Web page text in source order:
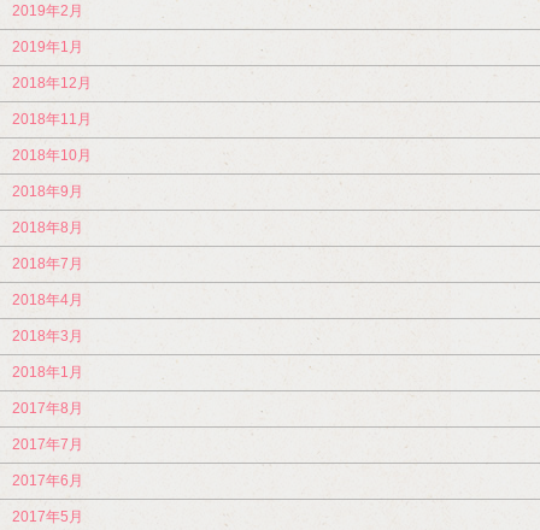
2019年2月
2019年1月
2018年12月
2018年11月
2018年10月
2018年9月
2018年8月
2018年7月
2018年4月
2018年3月
2018年1月
2017年8月
2017年7月
2017年6月
2017年5月